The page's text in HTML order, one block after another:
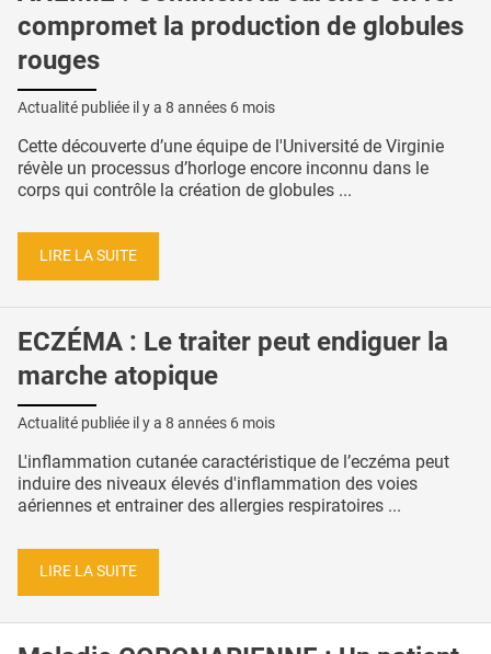
compromet la production de globules
rouges
Actualité publiée il y a 8 années 6 mois
Cette découverte d’une équipe de l'Université de Virginie
révèle un processus d’horloge encore inconnu dans le
corps qui contrôle la création de globules ...
LIRE LA SUITE
ECZÉMA : Le traiter peut endiguer la
marche atopique
Actualité publiée il y a 8 années 6 mois
L'inflammation cutanée caractéristique de l’eczéma peut
induire des niveaux élevés d'inflammation des voies
aériennes et entrainer des allergies respiratoires ...
LIRE LA SUITE